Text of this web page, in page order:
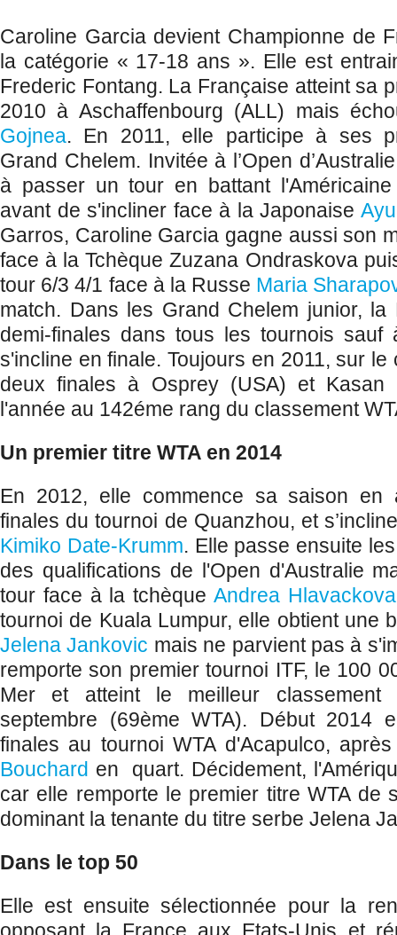
Caroline Garcia devient Championne de
la catégorie « 17-18 ans ». Elle est
Frederic Fontang. La Française atteint sa
2010 à Aschaffenbourg (ALL) mais
Gojnea. En 2011, elle participe à ses
Grand Chelem. Invitée à l’Open
à passer un tour en battant
avant de s'incliner face à la Japonaise
Garros, Caroline Garcia gagne aussi son
face à la Tchèque Zuzana Ondraskova
tour 6/3 4/1 face à la Russe Maria
match. Dans les Grand Chelem junior, la
demi-finales dans tous les tournois
s'incline en finale. Toujours en 2011, sur le
deux finales à Osprey (USA) et Kasan
l'année au 142éme rang du classement
Un premier titre WTA en 2014
En 2012, elle commence sa saison en
finales du tournoi de Quanzhou, et
Kimiko Date-Krumm. Elle passe ensuite
des qualifications de l'Open d'Australie
tour face à la tchèque Andrea Hlavackova
tournoi de Kuala Lumpur, elle obtient une
Jelena Jankovic mais ne parvient pas à
remporte son premier tournoi ITF, le 100
Mer et atteint le meilleur
septembre (69ème WTA). Début 2014
finales au tournoi WTA d'Acapulco,
Bouchard en quart. Décidement,
car elle remporte le premier titre WTA de
dominant la tenante du titre serbe Jelena
Dans le top 50
Elle est ensuite sélectionnée pour la